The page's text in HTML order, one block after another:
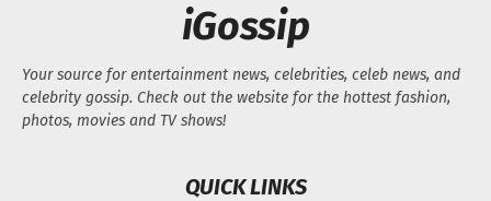
iGossip
Your source for entertainment news, celebrities, celeb news, and
celebrity gossip. Check out the website for the hottest fashion,
photos, movies and TV shows!
QUICK LINKS